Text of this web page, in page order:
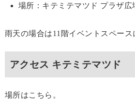
場所：キテミテマツド プラザ広
雨天の場合は11階イベントスペース
アクセス キテミテマツド
場所はこちら。